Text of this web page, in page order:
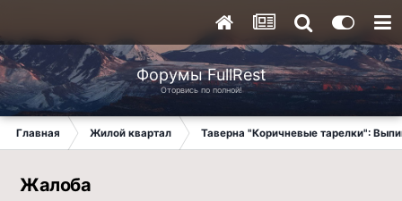
Форумы FullRest
Оторвись по полной!
Главная Жилой квартал Таверна "Коричневые тарелки":
Жалоба